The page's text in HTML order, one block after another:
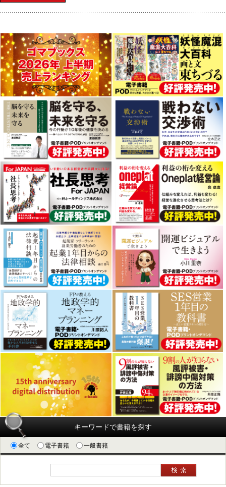
キーワードで書籍を探す
全て 電子書籍 一般書籍